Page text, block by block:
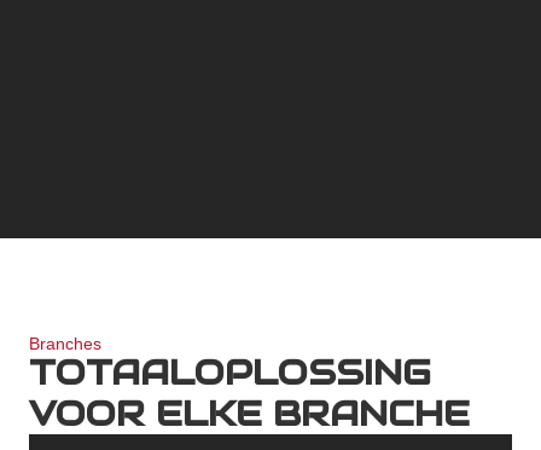
Branches
TOTAALOPLOSSING
VOOR ELKE BRANCHE